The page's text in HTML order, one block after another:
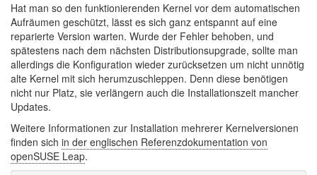
Hat man so den funktionierenden Kernel vor dem automatischen
Aufräumen geschützt, lässt es sich ganz entspannt auf eine
reparierte Version warten. Wurde der Fehler behoben, und
spätestens nach dem nächsten Distributionsupgrade, sollte man
allerdings die Konfiguration wieder zurücksetzen um nicht unnötig
alte Kernel mit sich herumzuschleppen. Denn diese benötigen
nicht nur Platz, sie verlängern auch die Installationszeit mancher
Updates.
Weitere Informationen zur Installation mehrerer Kernelversionen
finden sich in der englischen Referenzdokumentation von
openSUSE Leap.